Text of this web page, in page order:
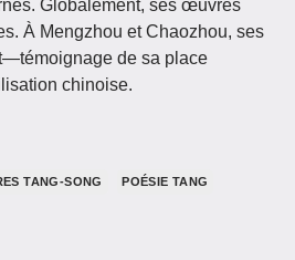
Globalement, ses œuvres
À Mengzhou et Chaozhou, ses
de sa place
chinoise.
TANG-SONG POÉSIE TANG